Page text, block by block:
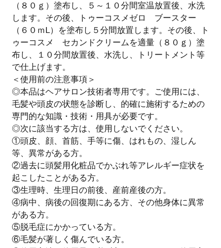
（８０ｇ）塗布し、５～１０分間室温放置後、水洗
します。その後、トゥーコスメゼロ ブースター
（６０ｍL）を塗布し５分間放置します。その後、ト
ゥーコスメ セカンドクリームを適量（８０ｇ）塗
布し、１０分間放置後、水洗し、トリートメント等
で仕上げます。
＜使用前の注意事項＞
◎本品はヘアサロン技術者専用です。ご使用には、
毛髪や頭皮の状態を診断し、的確に施術するための
専門的な知識・技術・用具が必要です。
◎次に該当する方は、使用しないでください。
①頭皮、顔、首筋、手等に傷、はれもの、湿しん
等、異常がある方。
②過去に頭髪用化粧品でかぶれ等アレルギー症状を
起こしたことがある方。
③生理時、生理日の前後、産前産後の方。
④病中、病後の回復期にある方、その他身体に異常
がある方。
⑤脱毛症にかかっている方。
⑥毛髪が著しく傷んでいる方。